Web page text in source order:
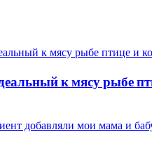
к мясу рыбе